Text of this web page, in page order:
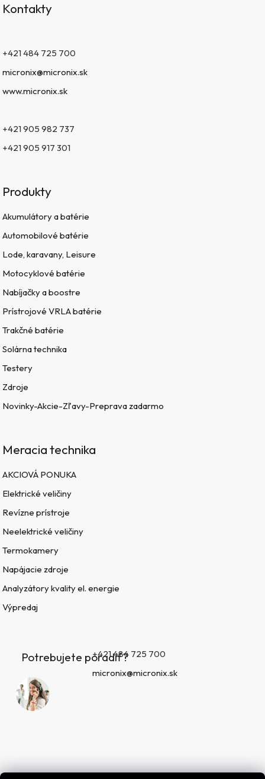
Kontakty
+421 484 725 700
micronix@micronix.sk
www.micronix.sk
+421 905 982 737
+421 905 917 301
Produkty
Akumulátory a batérie
Automobilové batérie
Lode, karavany, Leisure
Motocyklové batérie
Nabíjačky a boostre
Prístrojové VRLA batérie
Trakčné batérie
Solárna technika
Testery
Zdroje
Novinky-Akcie-Zľavy-Preprava zadarmo
Meracia technika
AKCIOVÁ PONUKA
Elektrické veličiny
Revízne prístroje
Neelektrické veličiny
Termokamery
Napájacie zdroje
Analyzátory kvality el. energie
Výpredaj
Potrebujete poradiť?+421 484 725 700
micronix@micronix.sk